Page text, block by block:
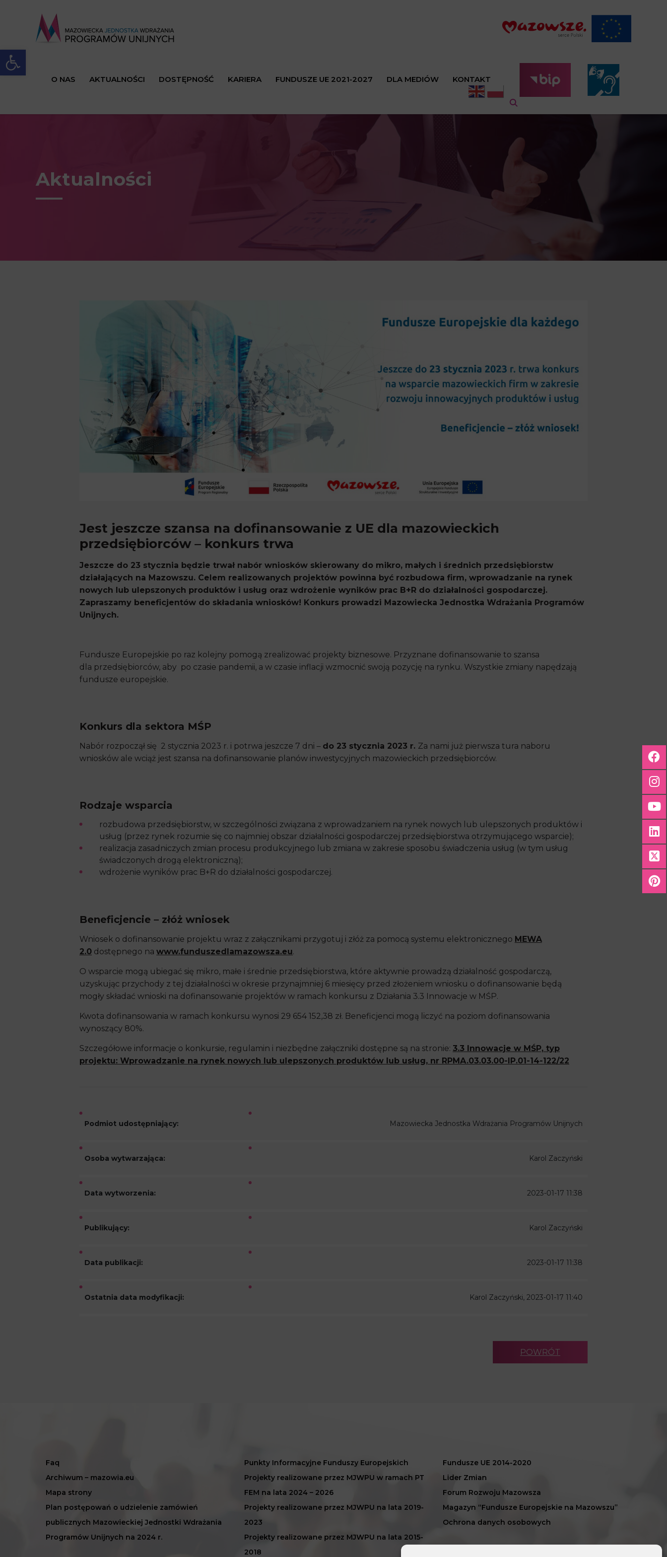
Open toolbar
O NAS AKTUALNOŚCI DOSTĘPNOŚĆ KARIERA FUNDUSZE UE 2021-2027 DLA MEDIÓW KONTAKT
Aktualności
Jest jeszcze szansa na dofinansowanie z UE dla mazowieckich
przedsiębiorców – konkurs trwa
Jeszcze do 23 stycznia będzie trwał nabór wniosków skierowany do mikro, małych i średnich przedsiębiorstw
działających na Mazowszu. Celem realizowanych projektów powinna być rozbudowa firm, wprowadzanie na rynek
nowych lub ulepszonych produktów i usług oraz wdrożenie wyników prac B+R do działalności gospodarczej.
Zapraszamy beneficjentów do składania wniosków! Konkurs prowadzi Mazowiecka Jednostka Wdrażania Programów
Unijnych.
Fundusze Europejskie po raz kolejny pomogą zrealizować projekty biznesowe. Przyznane dofinansowanie to szansa
dla przedsiębiorców, aby po czasie pandemii, a w czasie inflacji wzmocnić swoją pozycję na rynku. Wszystkie zmiany napędzają
fundusze europejskie.
Konkurs dla sektora MŚP
Nabór rozpoczął się 2 stycznia 2023 r. i potrwa jeszcze 7 dni – do 23 stycznia 2023 r. Za nami już pierwsza tura naboru
wniosków ale wciąż jest szansa na dofinansowanie planów inwestycyjnych mazowieckich przedsiębiorców.
Rodzaje wsparcia
rozbudowa przedsiębiorstw, w szczególności związana z wprowadzaniem na rynek nowych lub ulepszonych produktów i
usług (przez rynek rozumie się co najmniej obszar działalności gospodarczej przedsiębiorstwa otrzymującego wsparcie);
realizacja zasadniczych zmian procesu produkcyjnego lub zmiana w zakresie sposobu świadczenia usług (w tym usług
świadczonych drogą elektroniczną);
wdrożenie wyników prac B+R do działalności gospodarczej.
Beneficjencie – złóż wniosek
Wniosek o dofinansowanie projektu wraz z załącznikami przygotuj i złóż za pomocą systemu elektronicznego MEWA
2.0 dostępnego na www.funduszedlamazowsza.eu.
O wsparcie mogą ubiegać się mikro, małe i średnie przedsiębiorstwa, które aktywnie prowadzą działalność gospodarczą,
uzyskując przychody z tej działalności w okresie przynajmniej 6 miesięcy przed złożeniem wniosku o dofinansowanie będą
mogły składać wnioski na dofinansowanie projektów w ramach konkursu z Działania 3.3 Innowacje w MŚP.
Kwota dofinansowania w ramach konkursu wynosi 29 654 152,38 zł. Beneficjenci mogą liczyć na poziom dofinansowania
wynoszący 80%.
Szczegółowe informacje o konkursie, regulamin i niezbędne załączniki dostępne są na stronie: 3.3 Innowacje w MŚP, typ
projektu: Wprowadzanie na rynek nowych lub ulepszonych produktów lub usług, nr RPMA.03.03.00-IP.01-14-122/22
Podmiot udostępniający: Mazowiecka Jednostka Wdrażania Programów Unijnych
Osoba wytwarzająca: Karol Zaczyński
Data wytworzenia: 2023-01-17 11:38
Publikujący: Karol Zaczyński
Data publikacji: 2023-01-17 11:38
Ostatnia data modyfikacji: Karol Zaczyński, 2023-01-17 11:40
POWRÓT
Faq
Archiwum – mazowia.eu
Mapa strony
Plan postępowań o udzielenie zamówień
publicznych Mazowieckiej Jednostki Wdrażania
Programów Unijnych na 2024 r.
Punkty Informacyjne Funduszy Europejskich
Projekty realizowane przez MJWPU w ramach PT
FEM na lata 2024 – 2026
Projekty realizowane przez MJWPU na lata 2019-
2023
Projekty realizowane przez MJWPU na lata 2015-
2018
Fundusze UE 2014-2020
Lider Zmian
Forum Rozwoju Mazowsza
Magazyn “Fundusze Europejskie na Mazowszu”
Ochrona danych osobowych